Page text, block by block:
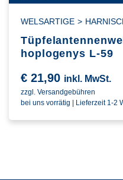
WELSARTIGE >
hoplogenys L-59
€ 21,90 inkl. MwSt.
zzgl. Versandgebühren
bei uns vorrätig | Lieferzeit 1-2